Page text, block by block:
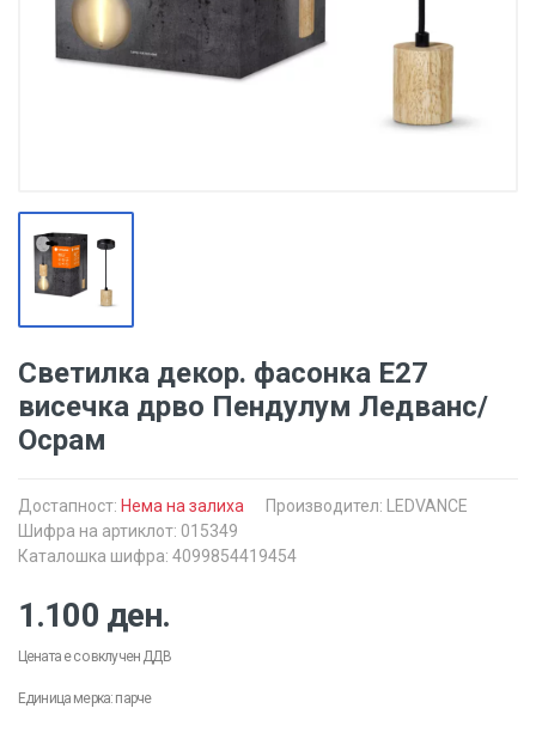
Светилка декор. фасонка Е27
висечка дрво Пендулум Ледванс/
Осрам
Достапност: Нема на залиха Производител:
LEDVANCE
Шифра на артиклот: 015349
Каталошка шифра: 4099854419454
1.100 ден.
Цената е со вклучен ДДВ
Единица мерка: парче